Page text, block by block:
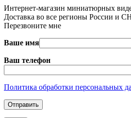
Интернет-магазин миниатюрных
Доставка во все регионы России и
Перезвоните мне
Ваше имя
Ваш телефон
Политика обработки персональных